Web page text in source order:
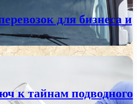
для бизнеса и
к тайнам подводного